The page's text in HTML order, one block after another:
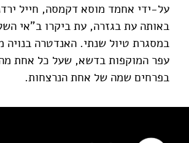
על-ידי אחמד מוסא דקמסה, חייל
באותה עת בגזרה, עת ביקרו ב"אי
במסגרת טיול שנתי. האנדטרה בנויה
עפר המוקפות בדשא, שעל כל אחת
בפרחים שמה של אחת הנרצחות.